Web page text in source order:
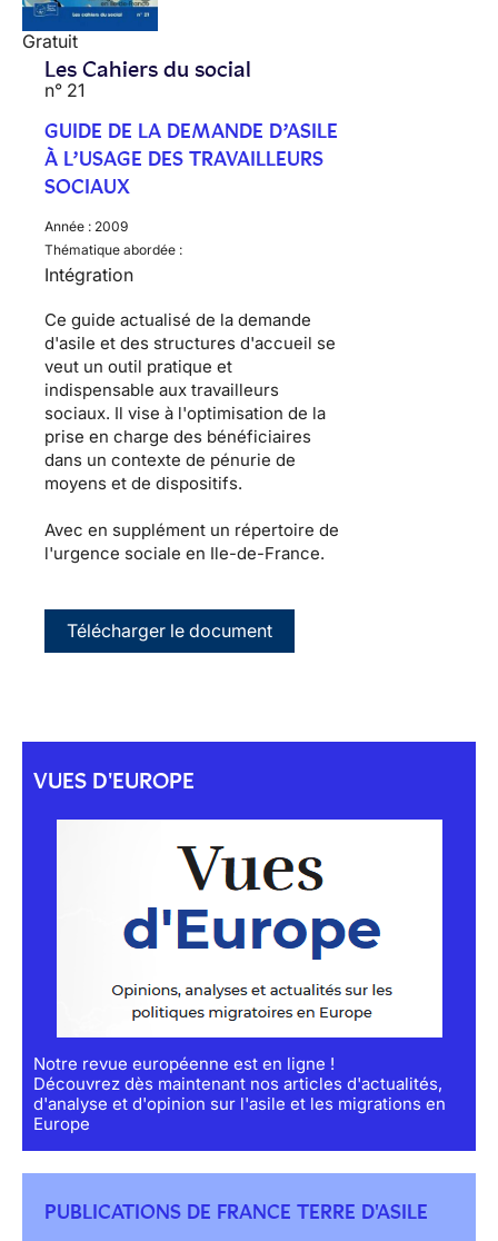
Gratuit
Les Cahiers du social
n° 21
GUIDE DE LA DEMANDE D’ASILE
À L’USAGE DES TRAVAILLEURS
SOCIAUX
Année : 2009
Thématique abordée :
Intégration
Ce guide actualisé de la demande
d'asile et des structures d'accueil se
veut un outil pratique et
indispensable aux travailleurs
sociaux. Il vise à l'optimisation de la
prise en charge des bénéficiaires
dans un contexte de pénurie de
moyens et de dispositifs.
Avec en supplément un répertoire de
l'urgence sociale en Ile-de-France.
Télécharger le document
VUES D'EUROPE
Notre revue européenne est en ligne !
Découvrez dès maintenant nos articles d'actualités,
d'analyse et d'opinion sur l'asile et les migrations en
Europe
PUBLICATIONS DE FRANCE TERRE D'ASILE